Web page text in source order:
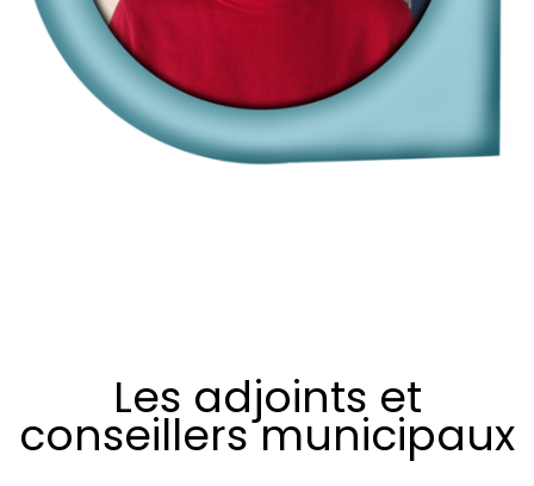
Les adjoints et
conseillers municipaux